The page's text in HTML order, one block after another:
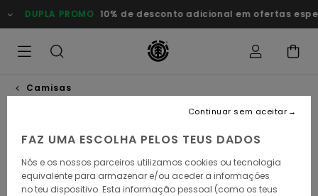
para
a
DUPLA PROMO 10% de desconto adicional em ofertas especiais
Camisas
FAZ UMA ESCOLHA PELOS TEUS DADOS
Nós e os nossos parceiros utilizamos cookies ou tecnologia
equivalente para armazenar e/ou aceder a informações
no teu dispositivo. Esta informação pessoal (como os teus
Continuar sem aceitar